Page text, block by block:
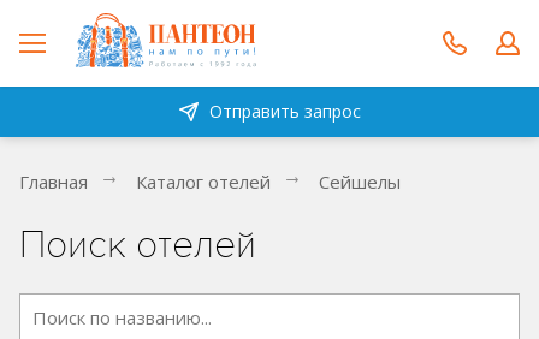
Отправить запрос
Главная Каталог отелей Сейшелы
Поиск отелей